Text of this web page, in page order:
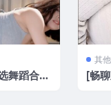
舞蹈合集
其
[畅